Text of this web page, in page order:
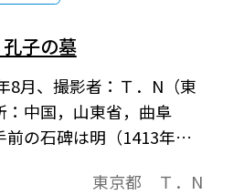
子の墓
8月、撮影者：Ｔ．N（東
：中国，山東省，曲阜
の石碑は明（1413年）
元（1244年，第50代子孫
東京都 Ｔ．N